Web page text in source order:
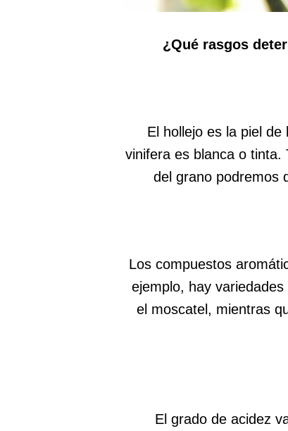
¿Qué rasgos
El hollejo es la piel
vinifera es blanca o tinta.
del grano podremos
Los compuestos
ejemplo, hay
el moscatel, mientras
El grado de acidez